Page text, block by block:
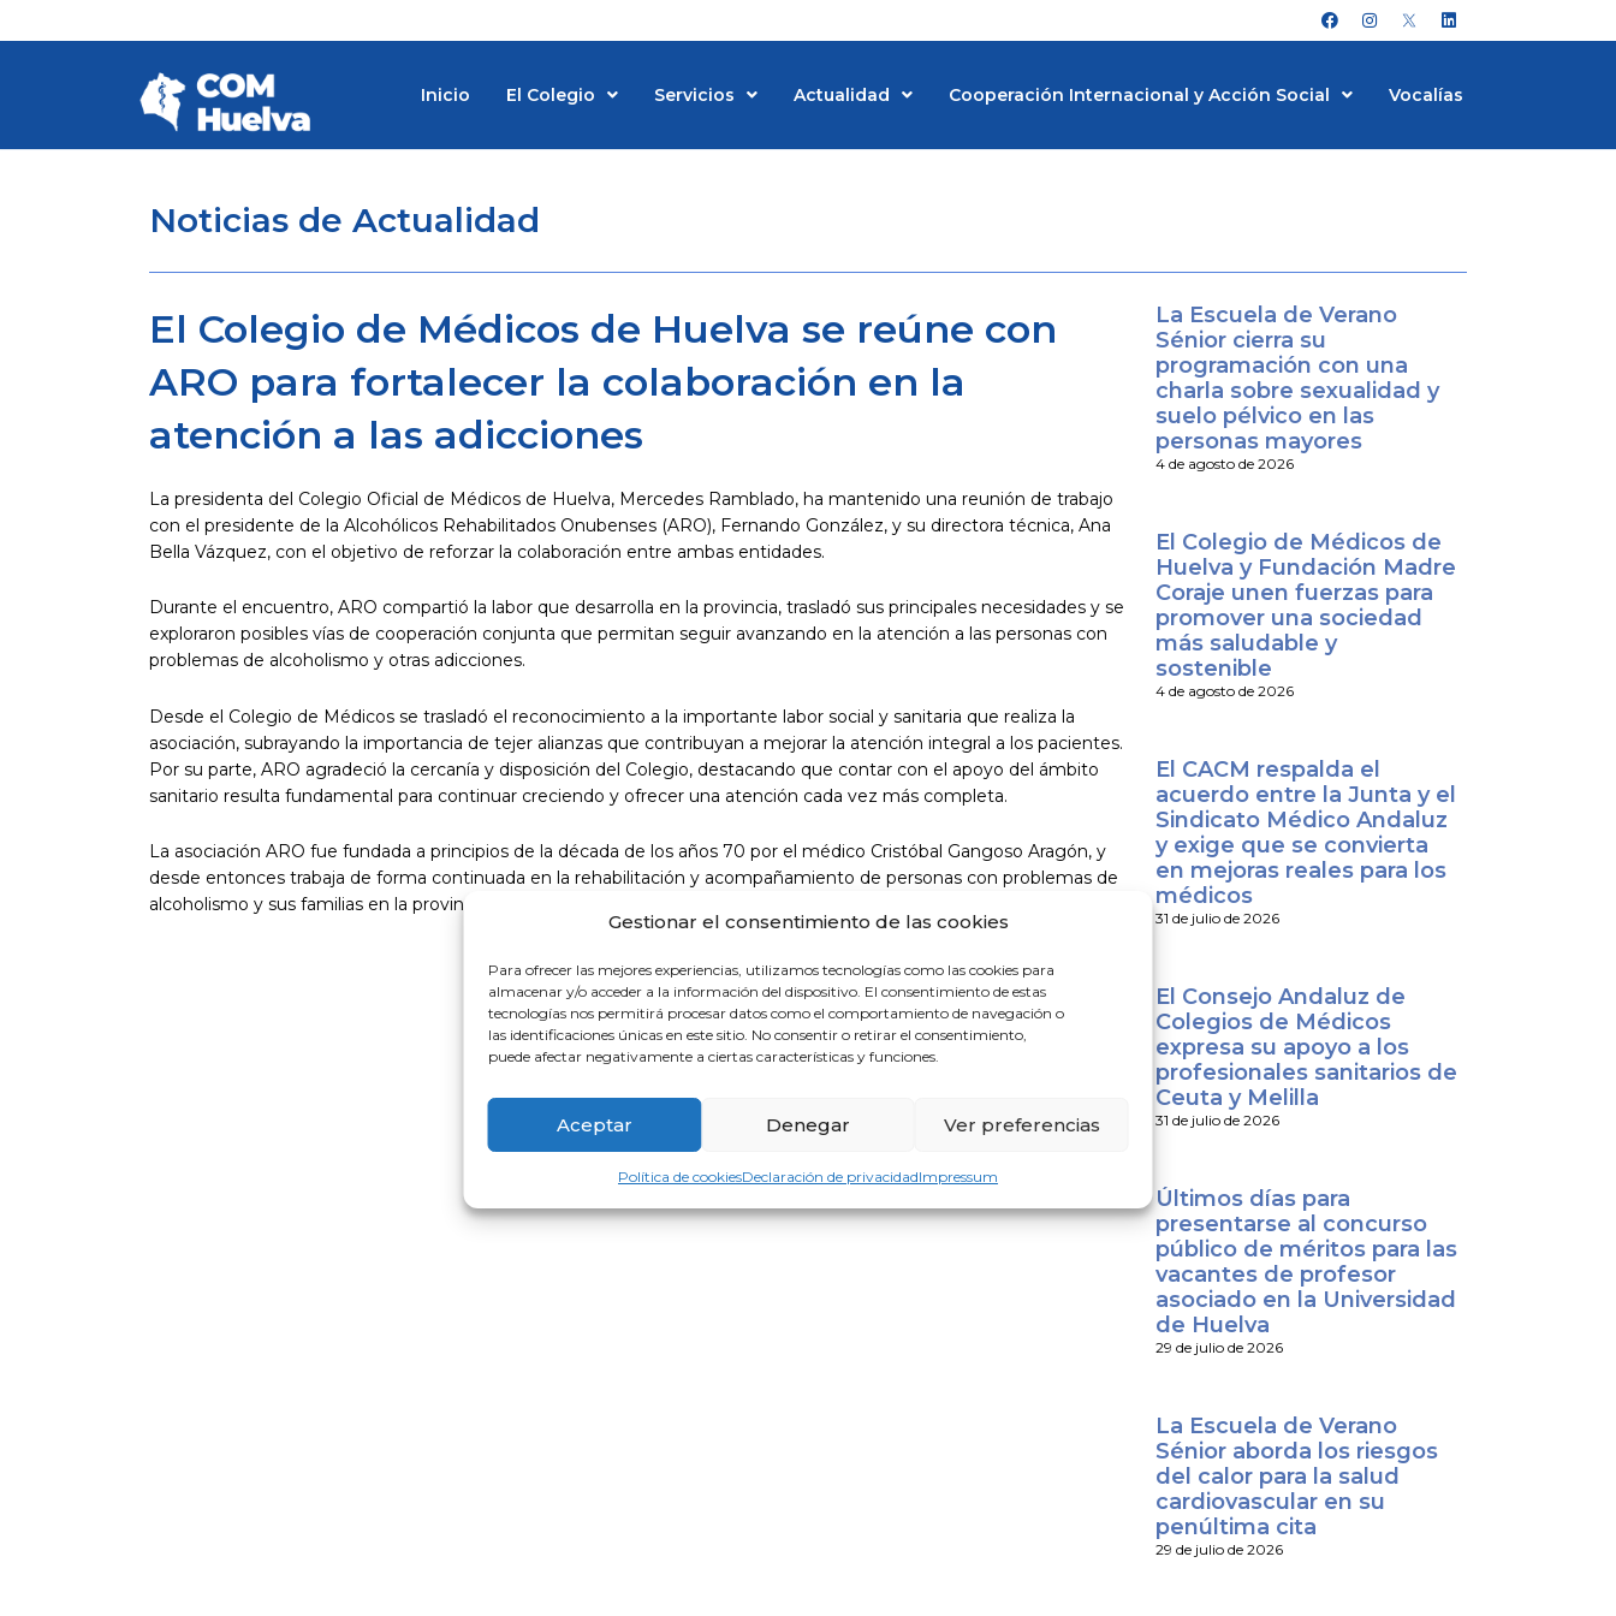
Gestionar el consentimiento de las cookies
Para ofrecer las mejores experiencias, utilizamos tecnologías como las cookies para
almacenar y/o acceder a la información del dispositivo. El consentimiento de estas
tecnologías nos permitirá procesar datos como el comportamiento de navegación o
las identificaciones únicas en este sitio. No consentir o retirar el consentimiento,
puede afectar negativamente a ciertas características y funciones.
Aceptar Denegar Ver preferencias
Política de cookiesDeclaración de privacidadImpressum
al
F
a
c
o
I
n
s
m
L
i
n
d
Inicio El Colegio Servicios Actualidad Cooperación Internacional y Acción Social Vocalías
Noticias de Actualidad
El Colegio de Médicos de Huelva se reúne con
ARO para fortalecer la colaboración en la
atención a las adicciones
La presidenta del Colegio Oficial de Médicos de Huelva, Mercedes Ramblado, ha mantenido una reunión de trabajo
con el presidente de la Alcohólicos Rehabilitados Onubenses (ARO), Fernando González, y su directora técnica, Ana
Bella Vázquez, con el objetivo de reforzar la colaboración entre ambas entidades.
Durante el encuentro, ARO compartió la labor que desarrolla en la provincia, trasladó sus principales necesidades y se
exploraron posibles vías de cooperación conjunta que permitan seguir avanzando en la atención a las personas con
problemas de alcoholismo y otras adicciones.
Desde el Colegio de Médicos se trasladó el reconocimiento a la importante labor social y sanitaria que realiza la
asociación, subrayando la importancia de tejer alianzas que contribuyan a mejorar la atención integral a los pacientes.
Por su parte, ARO agradeció la cercanía y disposición del Colegio, destacando que contar con el apoyo del ámbito
sanitario resulta fundamental para continuar creciendo y ofrecer una atención cada vez más completa.
La asociación ARO fue fundada a principios de la década de los años 70 por el médico Cristóbal Gangoso Aragón, y
desde entonces trabaja de forma continuada en la rehabilitación y acompañamiento de personas con problemas de
alcoholismo y sus familias en la provincia de Huelva.
La Escuela de Verano
Sénior cierra su
programación con una
charla sobre sexualidad y
suelo pélvico en las
personas mayores
4 de agosto de 2026
El Colegio de Médicos de
Huelva y Fundación Madre
Coraje unen fuerzas para
promover una sociedad
más saludable y
sostenible
4 de agosto de 2026
El CACM respalda el
acuerdo entre la Junta y el
Sindicato Médico Andaluz
y exige que se convierta
en mejoras reales para los
médicos
31 de julio de 2026
El Consejo Andaluz de
Colegios de Médicos
expresa su apoyo a los
profesionales sanitarios de
Ceuta y Melilla
31 de julio de 2026
Últimos días para
presentarse al concurso
público de méritos para las
vacantes de profesor
asociado en la Universidad
de Huelva
29 de julio de 2026
La Escuela de Verano
Sénior aborda los riesgos
del calor para la salud
cardiovascular en su
penúltima cita
29 de julio de 2026